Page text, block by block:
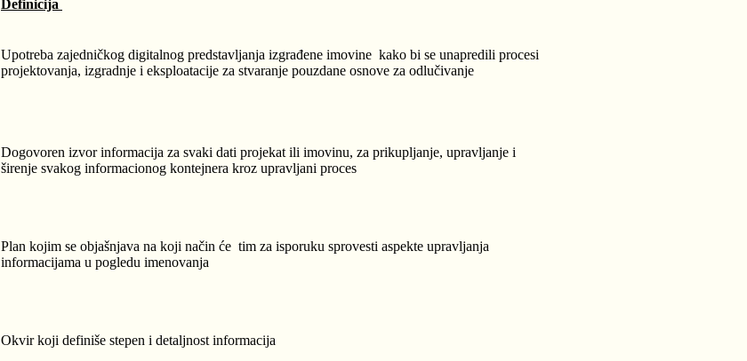
Definicija
Upotreba zajedničkog digitalnog predstavljanja izgrađene imovine kako bi se unapredili procesi
projektovanja, izgradnje i eksploatacije za stvaranje pouzdane osnove za odlučivanje
Dogovoren izvor informacija za svaki dati projekat ili imovinu, za prikupljanje, upravljanje i
širenje svakog informacionog kontejnera kroz upravljani proces
Plan kojim se objašnjava na koji način će tim za isporuku sprovesti aspekte upravljanja
informacijama u pogledu imenovanja
Okvir koji definiše stepen i detaljnost informacija